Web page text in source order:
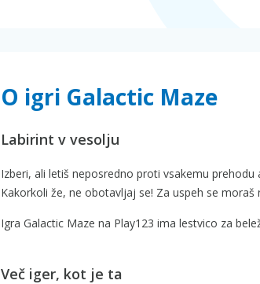
O igri Galactic Maze
Labirint v vesolju
Izberi, ali letiš neposredno proti vsakemu
Kakorkoli že, ne obotavljaj se! Za uspeh se moraš
Igra Galactic Maze na Play123 ima lestvico za
Več iger, kot je ta